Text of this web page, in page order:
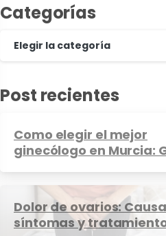
Categorías
Elegir la categoría
Post recientes
Como elegir el mejor
ginecólogo en Murcia:
Dolor de ovarios:
síntomas y